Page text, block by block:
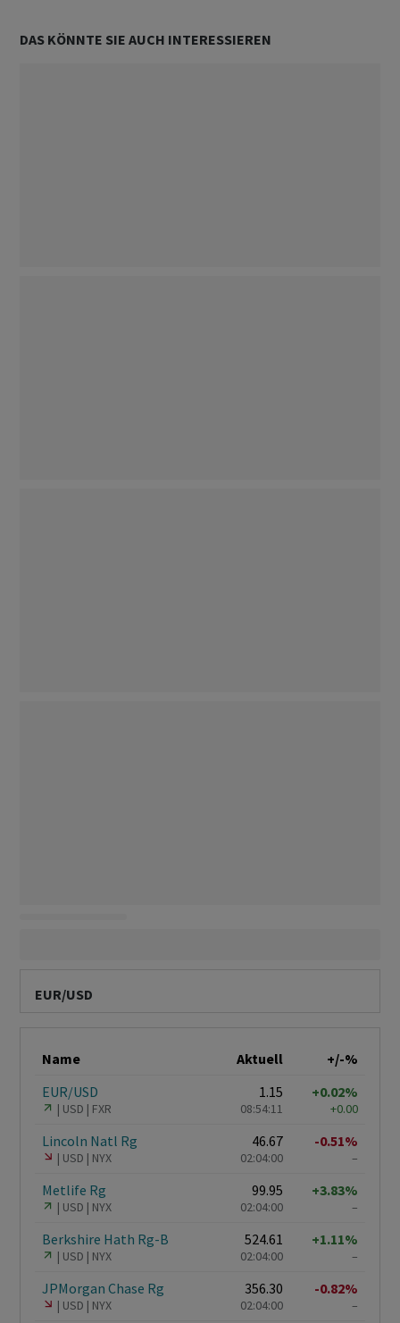
DAS KÖNNTE SIE AUCH INTERESSIEREN
EUR/USD
Name Aktuell
+/-%
EUR/USD
USD FXR
1.15
08:54:11
+0.02%
+0.00
Lincoln Natl Rg
USD NYX
46.67
02:04:00
-0.51%
–
Metlife Rg
USD NYX
99.95
02:04:00
+3.83%
–
Berkshire Hath Rg-B
USD NYX
524.61
02:04:00
+1.11%
–
JPMorgan Chase Rg
USD NYX
356.30
02:04:00
-0.82%
–